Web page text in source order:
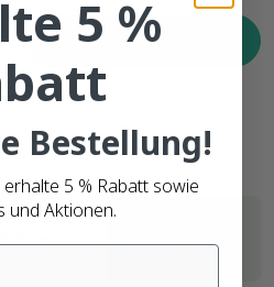
In den Warenkorb
Bruttopreise
5 %
Bestellung!
5 % Rabatt sowie
und Aktionen.